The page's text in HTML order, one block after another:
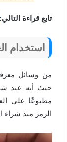
تابع قراءة التالي:
استخدام
مطبوعًا على
الرمز منذ